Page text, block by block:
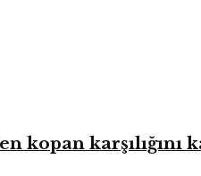
kopan karşılığını